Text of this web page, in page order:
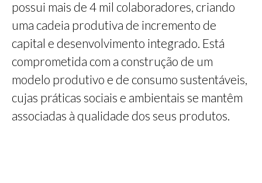
possui mais de 4 mil colaboradores, criando
uma cadeia produtiva de incremento de
capital e desenvolvimento integrado. Está
comprometida com a construção de um
modelo produtivo e de consumo sustentáveis,
cujas práticas sociais e ambientais se mantêm
associadas à qualidade dos seus produtos.